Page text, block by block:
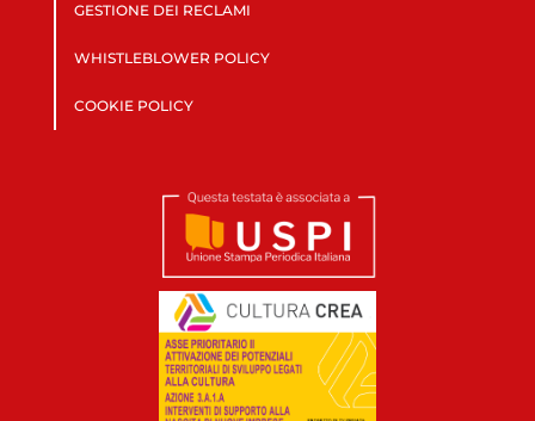
GESTIONE DEI RECLAMI
WHISTLEBLOWER POLICY
COOKIE POLICY